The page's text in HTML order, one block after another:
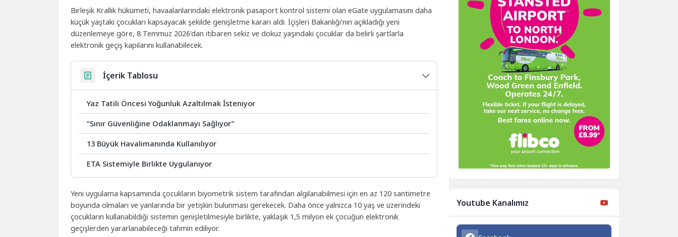
Birleşik Krallık hükümeti, havaalanlarındaki elektronik pasaport kontrol sistemi olan eGate uygulamasını daha
küçük yaştaki çocukları kapsayacak şekilde genişletme kararı aldı. İçişleri Bakanlığı’nın açıkladığı yeni
düzenlemeye göre, 8 Temmuz 2026’dan itibaren sekiz ve dokuz yaşındaki çocuklar da belirli şartlarla
elektronik geçiş kapılarını kullanabilecek.
İçerik Tablosu
Yaz Tatili Öncesi Yoğunluk Azaltılmak İsteniyor
“Sınır Güvenliğine Odaklanmayı Sağlıyor”
13 Büyük Havalimanında Kullanılıyor
ETA Sistemiyle Birlikte Uygulanıyor
Yeni uygulama kapsamında çocukların biyometrik sistem tarafından algılanabilmesi için en az 120 santimetre
boyunda olmaları ve yanlarında bir yetişkin bulunması gerekecek. Daha önce yalnızca 10 yaş ve üzerindeki
çocukların kullanabildiği sistemin genişletilmesiyle birlikte, yaklaşık 1,5 milyon ek çocuğun elektronik
geçişlerden yararlanabileceği tahmin ediliyor.
Youtube Kanalımız